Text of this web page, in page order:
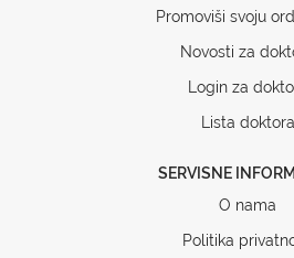
Promoviši svoju
Novosti za
Login za
Lista doktora
SERVISNE
O nama
Politika